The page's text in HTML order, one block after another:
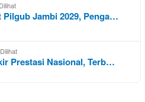
Pilgub Jambi 2029, Penga…
Prestasi Nasional, Terb…